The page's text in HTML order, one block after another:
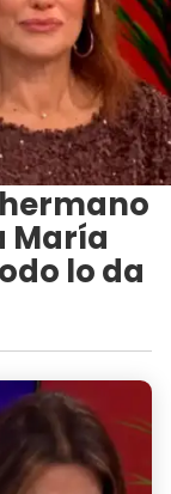
María
lo da